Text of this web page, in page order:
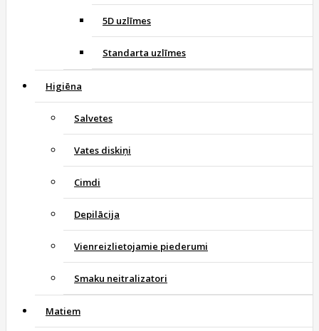
5D uzlīmes
Standarta uzlīmes
Higiēna
Salvetes
Vates diskiņi
Cimdi
Depilācija
Vienreizlietojamie piederumi
Smaku neitralizatori
Matiem